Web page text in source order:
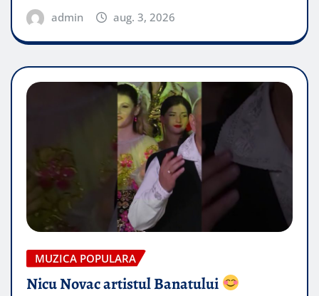
admin aug. 3, 2026
MUZICA POPULARA
Nicu Novac artistul Banatului